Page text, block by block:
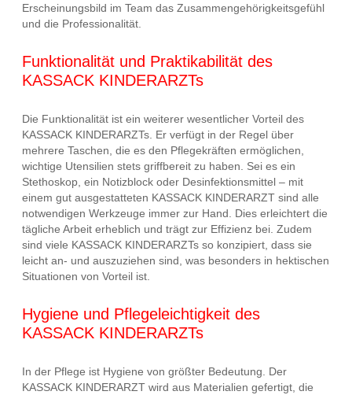
Erscheinungsbild im Team das Zusammengehörigkeitsgefühl
und die Professionalität.
Funktionalität und Praktikabilität des
KASSACK KINDERARZTs
Die Funktionalität ist ein weiterer wesentlicher Vorteil des
KASSACK KINDERARZTs. Er verfügt in der Regel über
mehrere Taschen, die es den Pflegekräften ermöglichen,
wichtige Utensilien stets griffbereit zu haben. Sei es ein
Stethoskop, ein Notizblock oder Desinfektionsmittel – mit
einem gut ausgestatteten KASSACK KINDERARZT sind alle
notwendigen Werkzeuge immer zur Hand. Dies erleichtert die
tägliche Arbeit erheblich und trägt zur Effizienz bei. Zudem
sind viele KASSACK KINDERARZTs so konzipiert, dass sie
leicht an- und auszuziehen sind, was besonders in hektischen
Situationen von Vorteil ist.
Hygiene und Pflegeleichtigkeit des
KASSACK KINDERARZTs
In der Pflege ist Hygiene von größter Bedeutung. Der
KASSACK KINDERARZT wird aus Materialien gefertigt, die